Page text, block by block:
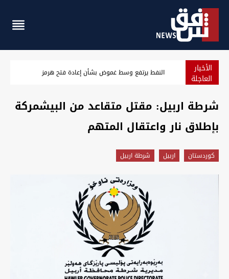
الأخبار
العاجلة سائقو شاحنات يغلقون طريقا حيوياً في كركوك وفلاحو الأنبار
شرطة اربيل: مقتل متقاعد من البيشمركة
بإطلاق نار واعتقال المتهم
كوردستان اربيل شرطة اربيل